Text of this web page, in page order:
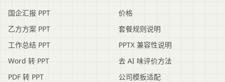
国企汇报 PPT
乙方方案 PPT
工作总结 PPT
Word 转 PPT
PDF 转 PPT
价格
套餐规则说明
PPTX 兼容性说明
去 AI 味评价方法
公司模板适配